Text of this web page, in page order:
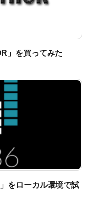
」を買ってみた
をローカル環境で試